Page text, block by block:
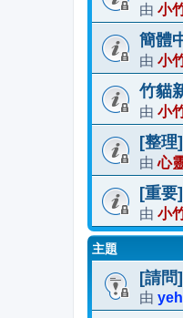
由 小
簡體
由 小
竹貓
由 小
[整理
由心
[重要
由 小
主題
[請
由